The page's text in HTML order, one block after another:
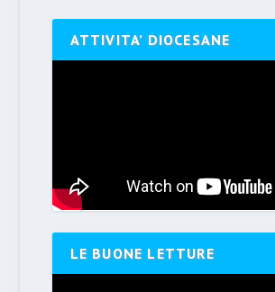
ATTIVITA’ DIOCESANE
LE BUONE LETTURE